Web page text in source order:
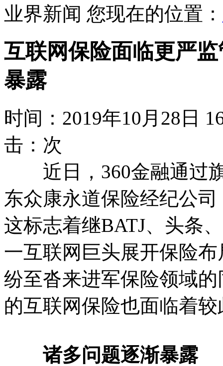
业界新闻 您现在的位置：
互联网保险面临更严
暴露
时间：2019年10月28
击： 次
近日，360金融通过旗
东众康永道保险经纪公
这标志着继BATJ、头条
一互联网巨头展开保险
纷至沓来进军保险领域
的互联网保险也面临着
诸多问题逐渐暴露